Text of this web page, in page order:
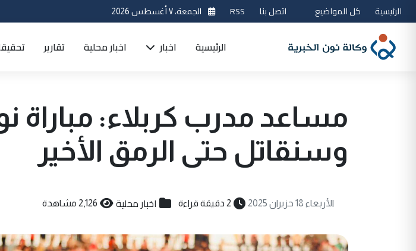
الرئيسية كل المواضيع اتصل بنا RSS الجمعة، ٧ أغسطس 2026
الرئيسية اخبار اخبار محلية تقارير
مساعد مدرب كربلاء: مباراة
وسنقاتل حتى الرمق الأخير
الأربعاء 18 حزيران 2025 2 دقيقة قراءة اخبار محلية 2,126 مشاهدة